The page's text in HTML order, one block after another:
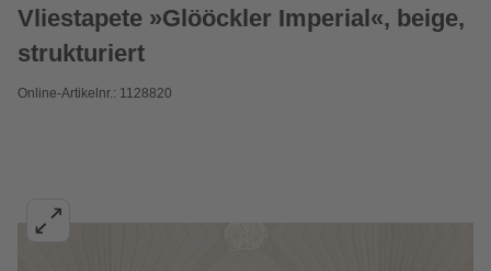
Vliestapete »Glööckler Imperial«, beige,
strukturiert
Online-Artikelnr.: 1128820